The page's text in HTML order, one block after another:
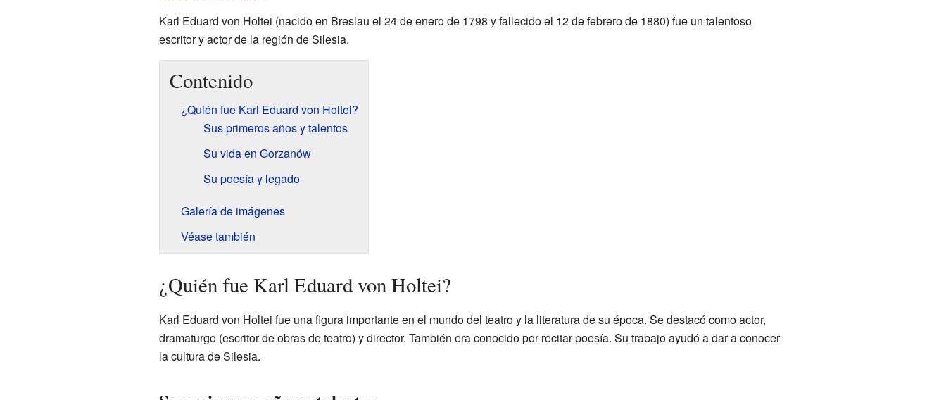
Karl Eduard von Holtei (nacido en Breslau el 24 de enero de 1798 y fallecido el 12 de febrero de 1880) fue un talentoso
escritor y actor de la región de Silesia.
Contenido
¿Quién fue Karl Eduard von Holtei?
Sus primeros años y talentos
Su vida en Gorzanów
Su poesía y legado
Galería de imágenes
Véase también
¿Quién fue Karl Eduard von Holtei?
Karl Eduard von Holtei fue una figura importante en el mundo del teatro y la literatura de su época. Se destacó como actor,
dramaturgo (escritor de obras de teatro) y director. También era conocido por recitar poesía. Su trabajo ayudó a dar a conocer
la cultura de Silesia.